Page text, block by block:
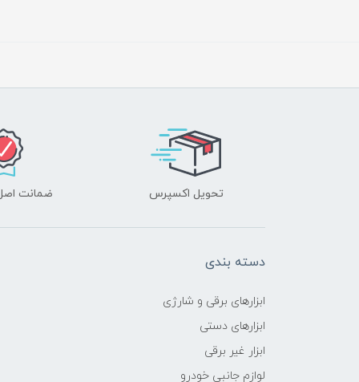
تحویل اکسپرس ضمانت
دسته بندی
ابزارهای برقی و شارژی
ابزارهای دستی
ابزار غیر برقی
لوازم جانبی خودرو